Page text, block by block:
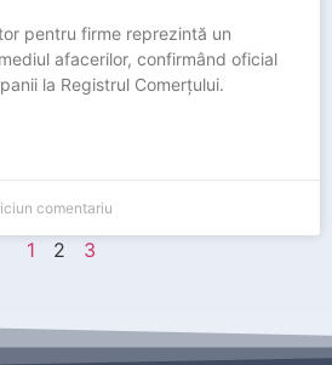
pentru firme reprezintă un
afacerilor, confirmând oficial
la Registrul Comerțului.
comentariu
1 2 3